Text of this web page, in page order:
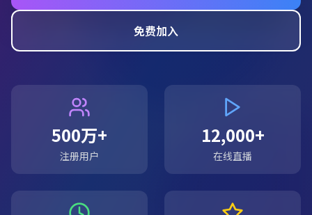
免费加入
500万+
注册用户
12,000+
在线直播